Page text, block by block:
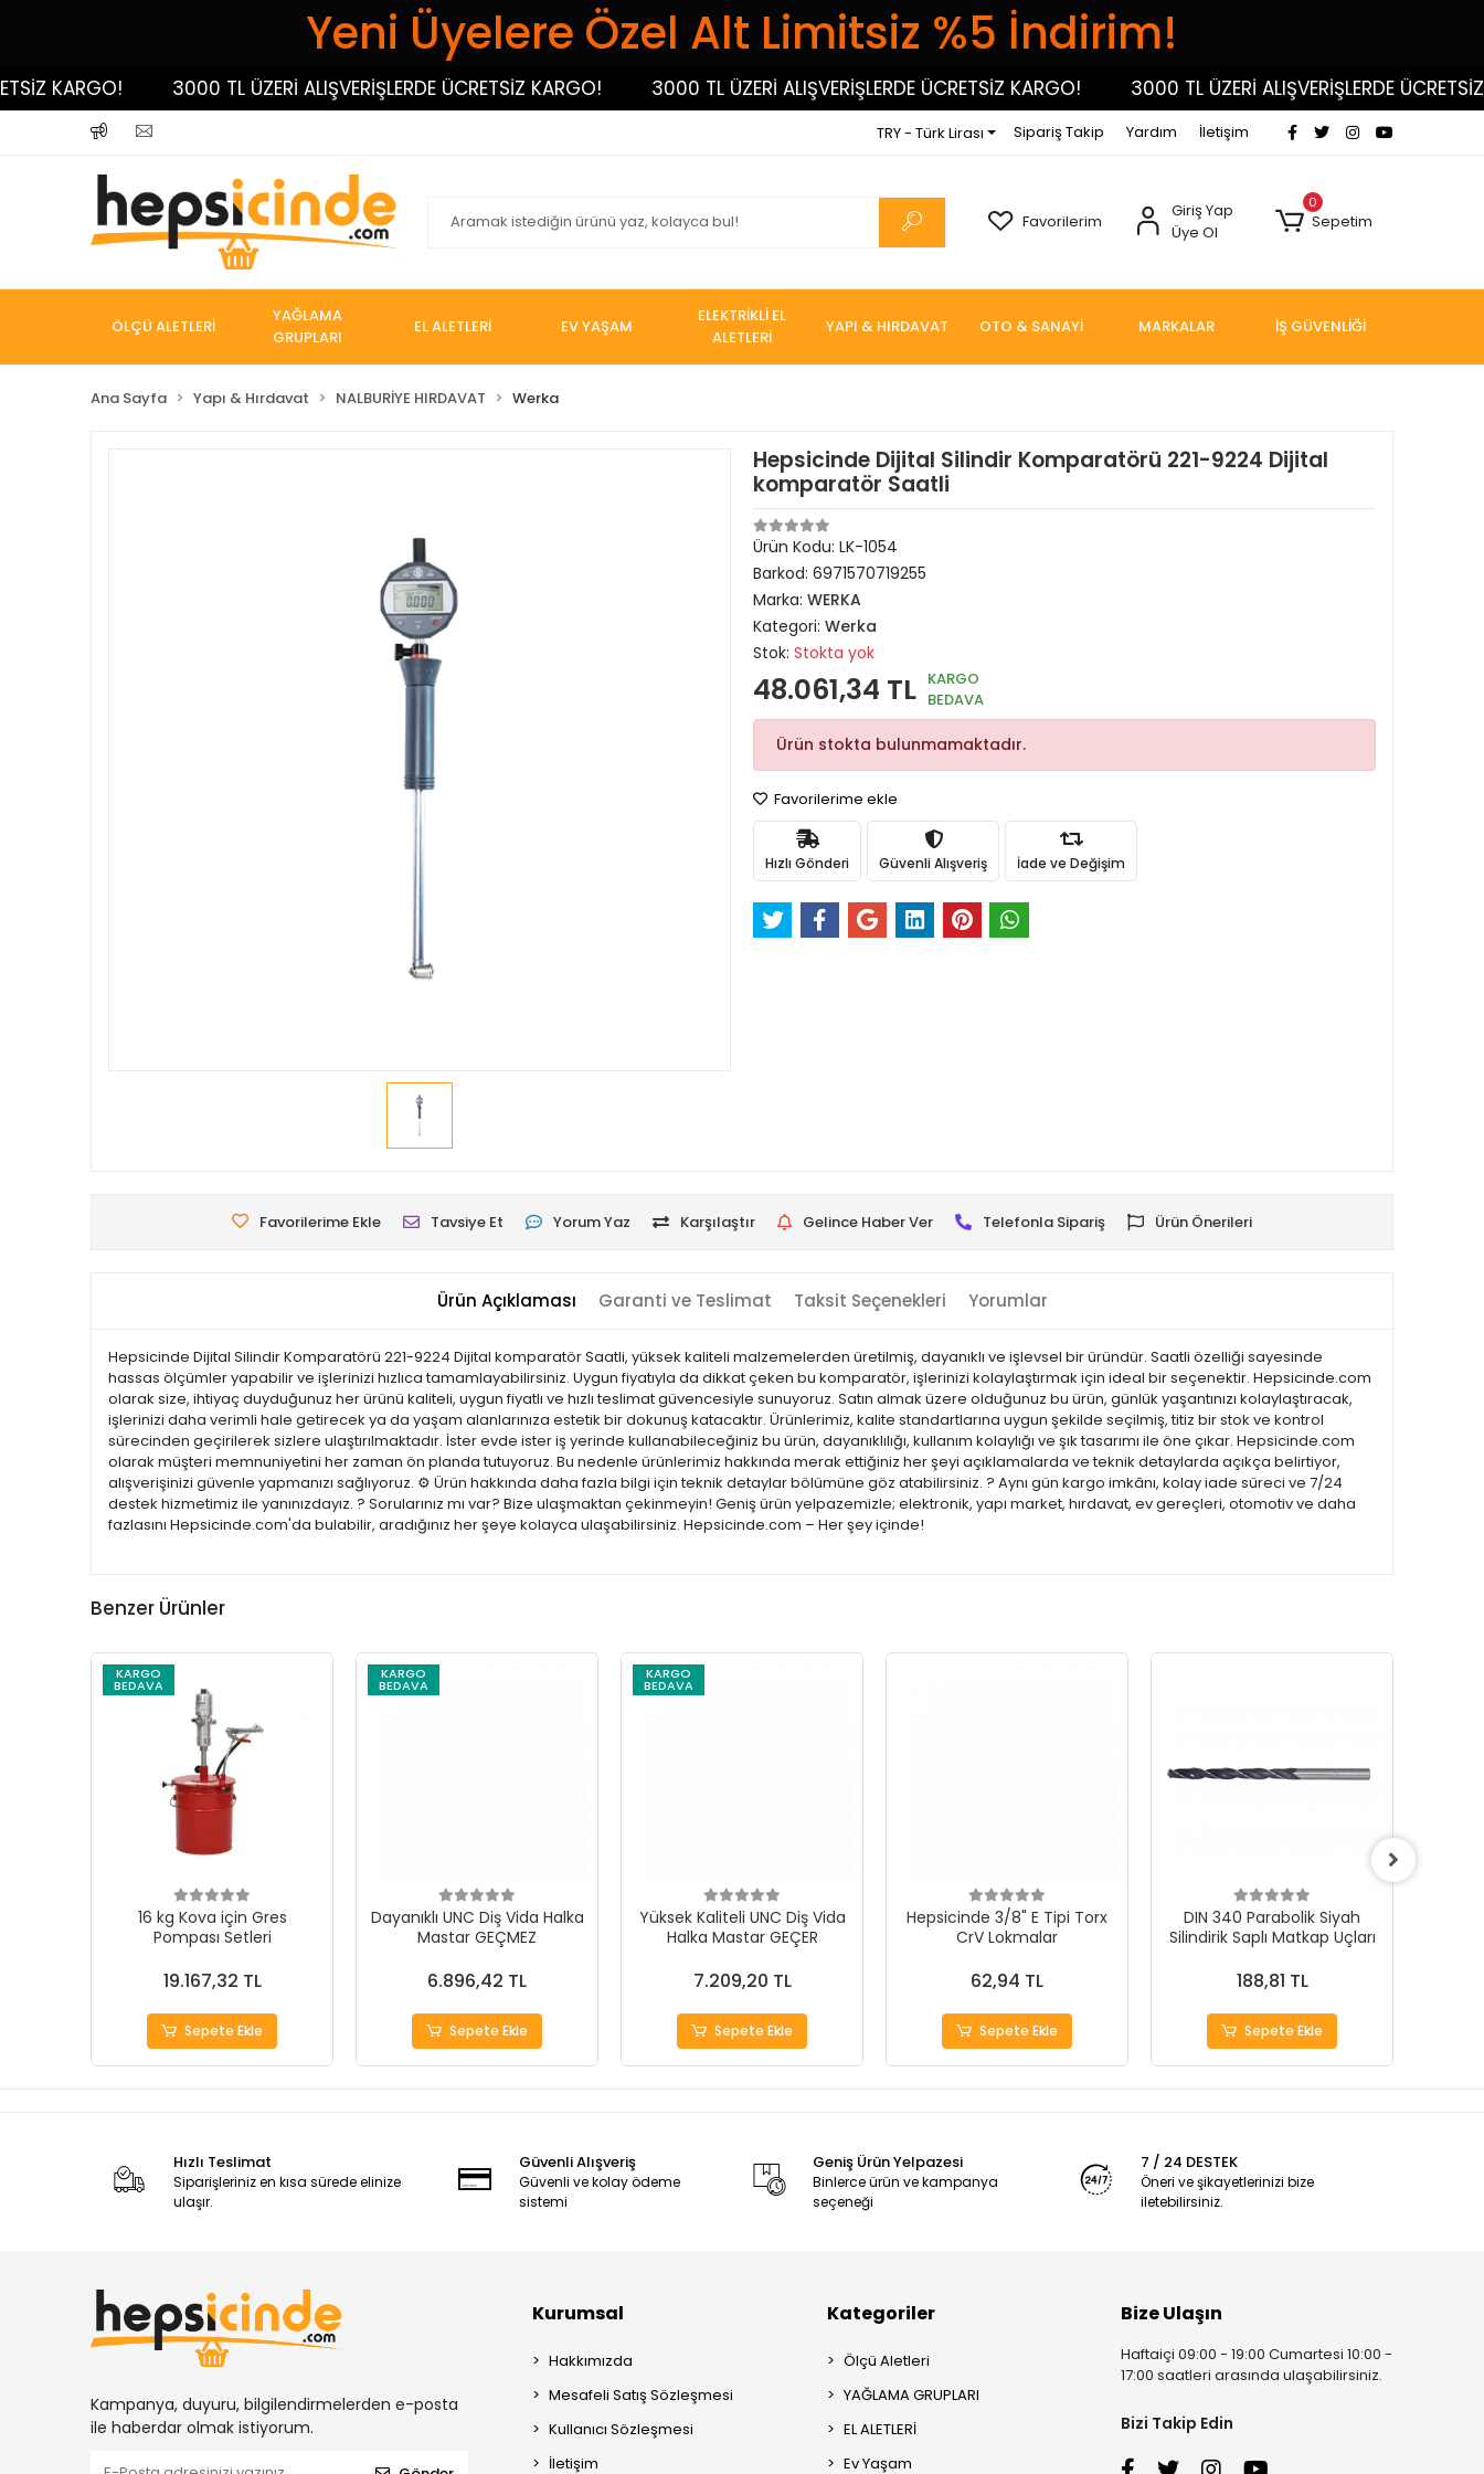
Yeni Üyelere Özel Alt Limitsiz %5 İndirim!
KARGO! 3000 TL ÜZERİ ALIŞVERİŞLERDE ÜCRETSİZ KARGO! 3000 TL ÜZERİ ALIŞVERİŞLERDE ÜCRETSİZ KARGO! 3000 TL ÜZERİ ALIŞVERİŞLERDE ÜCRETSİZ
TRY - Türk Lirası Sipariş Takip Yardım İletişim
Favorilerim
Giriş Yap
Üye Ol
0
Sepetim
ÖLÇÜ ALETLERİ
YAĞLAMA
GRUPLARI
EL ALETLERİ EV YAŞAM
ELEKTRİKLİ EL
ALETLERİ
YAPI & HIRDAVAT OTO & SANAYİ MARKALAR İŞ GÜVENLİĞİ
Ana Sayfa Yapı & Hırdavat NALBURİYE HIRDAVAT Werka
Hepsicinde Dijital Silindir Komparatörü 221-9224 Dijital
komparatör Saatli
Ürün Kodu: LK-1054
Barkod: 6971570719255
Marka: WERKA
Kategori: Werka
Stok: Stokta yok
48.061,34 TL KARGO
BEDAVA
Ürün stokta bulunmamaktadır.
Favorilerime ekle
Hızlı Gönderi Güvenli Alışveriş İade ve Değişim
Favorilerime Ekle Tavsiye Et Yorum Yaz Karşılaştır Gelince Haber Ver Telefonla Sipariş Ürün Önerileri
Ürün Açıklaması Garanti ve Teslimat Taksit Seçenekleri Yorumlar
Hepsicinde Dijital Silindir Komparatörü 221-9224 Dijital komparatör Saatli, yüksek kaliteli malzemelerden üretilmiş, dayanıklı ve işlevsel bir üründür. Saatli özelliği sayesinde
hassas ölçümler yapabilir ve işlerinizi hızlıca tamamlayabilirsiniz. Uygun fiyatıyla da dikkat çeken bu komparatör, işlerinizi kolaylaştırmak için ideal bir seçenektir. Hepsicinde.com
olarak size, ihtiyaç duyduğunuz her ürünü kaliteli, uygun fiyatlı ve hızlı teslimat güvencesiyle sunuyoruz. Satın almak üzere olduğunuz bu ürün, günlük yaşantınızı kolaylaştıracak,
işlerinizi daha verimli hale getirecek ya da yaşam alanlarınıza estetik bir dokunuş katacaktır. Ürünlerimiz, kalite standartlarına uygun şekilde seçilmiş, titiz bir stok ve kontrol
sürecinden geçirilerek sizlere ulaştırılmaktadır. İster evde ister iş yerinde kullanabileceğiniz bu ürün, dayanıklılığı, kullanım kolaylığı ve şık tasarımı ile öne çıkar. Hepsicinde.com
olarak müşteri memnuniyetini her zaman ön planda tutuyoruz. Bu nedenle ürünlerimiz hakkında merak ettiğiniz her şeyi açıklamalarda ve teknik detaylarda açıkça belirtiyor,
alışverişinizi güvenle yapmanızı sağlıyoruz. ⚙️ Ürün hakkında daha fazla bilgi için teknik detaylar bölümüne göz atabilirsiniz. ? Aynı gün kargo imkânı, kolay iade süreci ve 7/24
destek hizmetimiz ile yanınızdayız. ? Sorularınız mı var? Bize ulaşmaktan çekinmeyin! Geniş ürün yelpazemizle; elektronik, yapı market, hırdavat, ev gereçleri, otomotiv ve daha
fazlasını Hepsicinde.com'da bulabilir, aradığınız her şeye kolayca ulaşabilirsiniz. Hepsicinde.com – Her şey içinde!
Benzer Ürünler
KARGO
BEDAVA
16 kg Kova için Gres
Pompası Setleri
19.167,32 TL
Sepete Ekle
KARGO
BEDAVA
Dayanıklı UNC Diş Vida Halka
Mastar GEÇMEZ
6.896,42 TL
Sepete Ekle
KARGO
BEDAVA
Yüksek Kaliteli UNC Diş Vida
Halka Mastar GEÇER
7.209,20 TL
Sepete Ekle
Hepsicinde 3/8" E Tipi Torx
CrV Lokmalar
62,94 TL
Sepete Ekle
DIN 340 Parabolik Siyah
Silindirik Saplı Matkap Uçları
188,81 TL
Sepete Ekle
Hızlı Teslimat
Siparişleriniz en kısa sürede elinize
ulaşır.
Güvenli Alışveriş
Güvenli ve kolay ödeme
sistemi
Geniş Ürün Yelpazesi
Binlerce ürün ve kampanya
seçeneği
7 / 24 DESTEK
Öneri ve şikayetlerinizi bize
iletebilirsiniz.
Kampanya, duyuru, bilgilendirmelerden e-posta
ile haberdar olmak istiyorum.
Kurumsal
Hakkımızda
Mesafeli Satış Sözleşmesi
Kullanıcı Sözleşmesi
İletişim
Kategoriler
Ölçü Aletleri
YAĞLAMA GRUPLARI
EL ALETLERİ
Ev Yaşam
Bize Ulaşın
Haftaiçi 09:00 - 19:00 Cumartesi 10:00 -
17:00 saatleri arasında ulaşabilirsiniz.
Bizi Takip Edin